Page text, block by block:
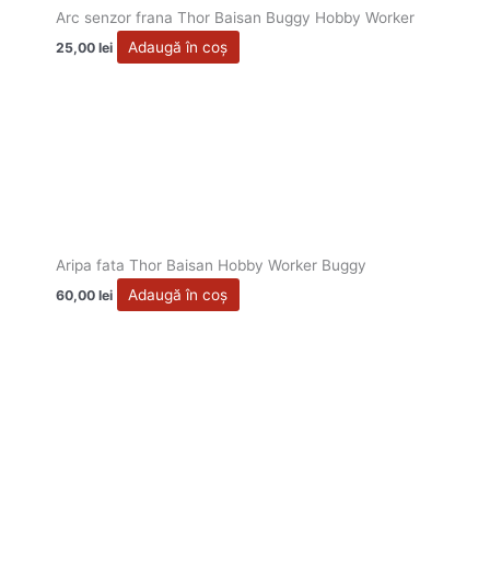
Arc senzor frana Thor Baisan Buggy Hobby Worker
25,00lei Adaugă în coș
Aripa fata Thor Baisan Hobby Worker Buggy
60,00lei Adaugă în coș